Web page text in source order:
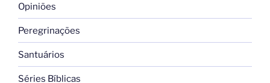
Opiniões
Peregrinações
Santuários
Séries Bíblicas